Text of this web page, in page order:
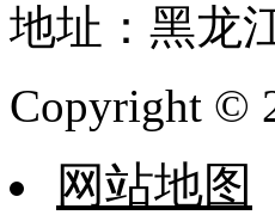
地址：黑龙
Copyright ©
网站地图